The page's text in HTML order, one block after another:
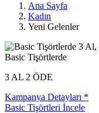
Ana Sayfa
Kadın
Yeni Gelenler
Basic Tişörtlerde
3 AL 2 ÖDE
Kampanya Detayları *
Basic Tişörtleri İncele